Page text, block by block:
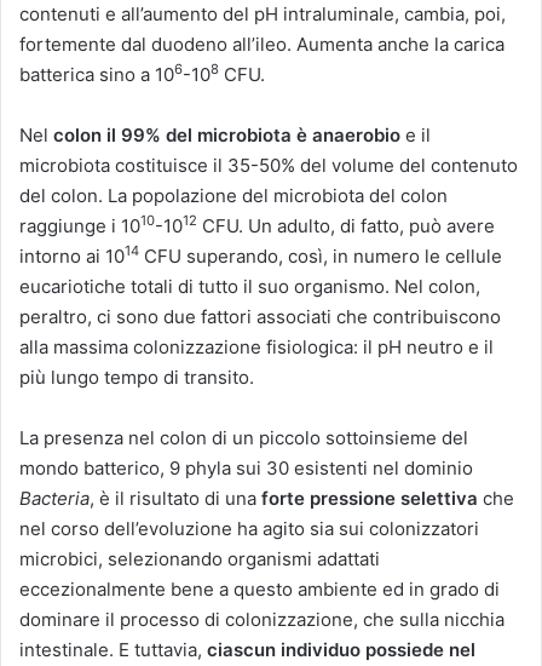
contenuti e all’aumento del pH intraluminale, cambia, poi,
fortemente dal duodeno all’ileo. Aumenta anche la carica
batterica sino a 106-108 CFU.
Nel colon il 99% del microbiota è anaerobio e il
microbiota costituisce il 35-50% del volume del contenuto
del colon. La popolazione del microbiota del colon
raggiunge i 1010-1012 CFU. Un adulto, di fatto, può avere
intorno ai 1014 CFU superando, così, in numero le cellule
eucariotiche totali di tutto il suo organismo. Nel colon,
peraltro, ci sono due fattori associati che contribuiscono
alla massima colonizzazione fisiologica: il pH neutro e il
più lungo tempo di transito.
La presenza nel colon di un piccolo sottoinsieme del
mondo batterico, 9 phyla sui 30 esistenti nel dominio
Bacteria, è il risultato di una forte pressione selettiva che
nel corso dell’evoluzione ha agito sia sui colonizzatori
microbici, selezionando organismi adattati
eccezionalmente bene a questo ambiente ed in grado di
dominare il processo di colonizzazione, che sulla nicchia
intestinale. E tuttavia, ciascun individuo possiede nel